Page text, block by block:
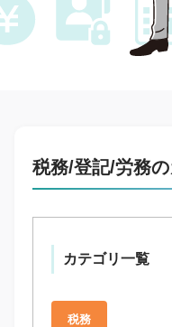
税務/登記/労務
カテゴリ一覧
税務